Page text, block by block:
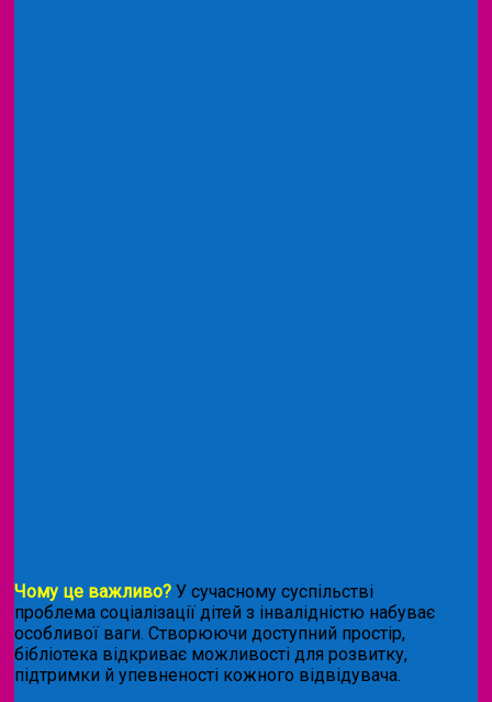
Чому це важливо? У сучасному суспільстві
проблема соціалізації дітей з інвалідністю набуває
особливої ваги. Створюючи доступний простір,
бібліотека відкриває можливості для розвитку,
підтримки й упевненості кожного відвідувача.